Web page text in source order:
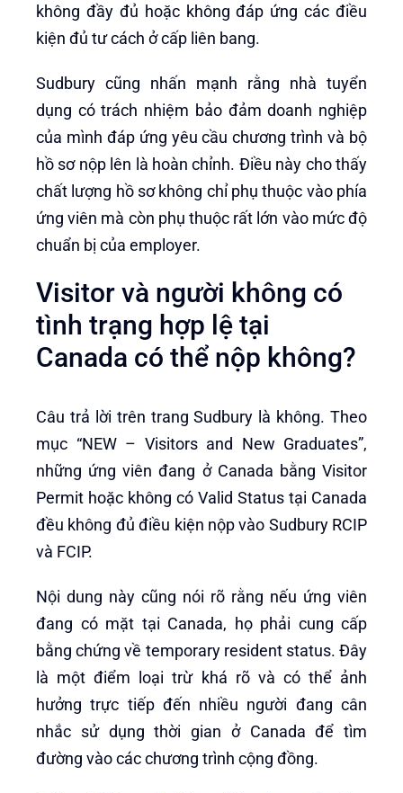
không đầy đủ hoặc không đáp ứng các điều
kiện đủ tư cách ở cấp liên bang.
Sudbury cũng nhấn mạnh rằng nhà tuyển
dụng có trách nhiệm bảo đảm doanh nghiệp
của mình đáp ứng yêu cầu chương trình và bộ
hồ sơ nộp lên là hoàn chỉnh. Điều này cho thấy
chất lượng hồ sơ không chỉ phụ thuộc vào phía
ứng viên mà còn phụ thuộc rất lớn vào mức độ
chuẩn bị của employer.
Visitor và người không có
tình trạng hợp lệ tại
Canada có thể nộp không?
Câu trả lời trên trang Sudbury là không. Theo
mục “NEW – Visitors and New Graduates”,
những ứng viên đang ở Canada bằng Visitor
Permit hoặc không có Valid Status tại Canada
đều không đủ điều kiện nộp vào Sudbury RCIP
và FCIP.
Nội dung này cũng nói rõ rằng nếu ứng viên
đang có mặt tại Canada, họ phải cung cấp
bằng chứng về temporary resident status. Đây
là một điểm loại trừ khá rõ và có thể ảnh
hưởng trực tiếp đến nhiều người đang cân
nhắc sử dụng thời gian ở Canada để tìm
đường vào các chương trình cộng đồng.